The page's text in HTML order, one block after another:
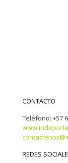
CONTACTO
Teléfono: +57
REDES